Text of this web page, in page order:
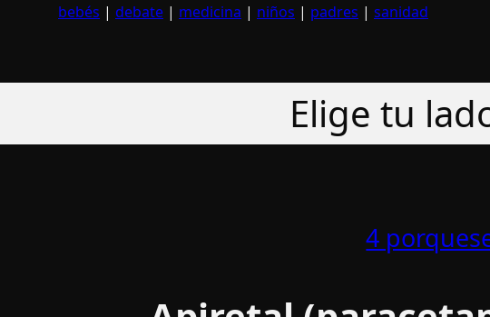
bebés | debate | medicina | niños | padres | sanidad
Elige tu
4